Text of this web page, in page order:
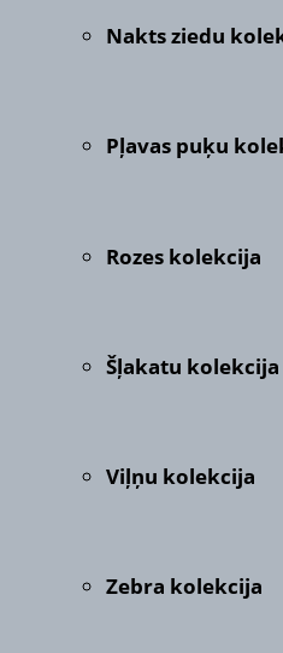
Nakts ziedu
Pļavas puķu
Rozes kolekcija
Šļakatu kolekcija
Viļņu kolekcija
Zebra kolekcija